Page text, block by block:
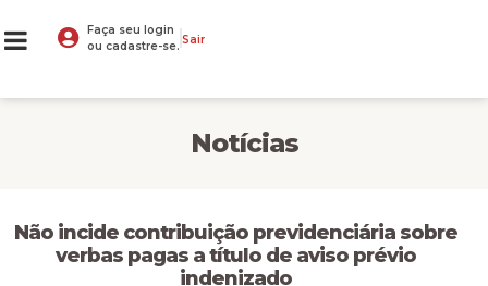
Faça seu login
ou cadastre-se. Sair
Notícias
Não incide contribuição previdenciária sobre
verbas pagas a título de aviso prévio
indenizado